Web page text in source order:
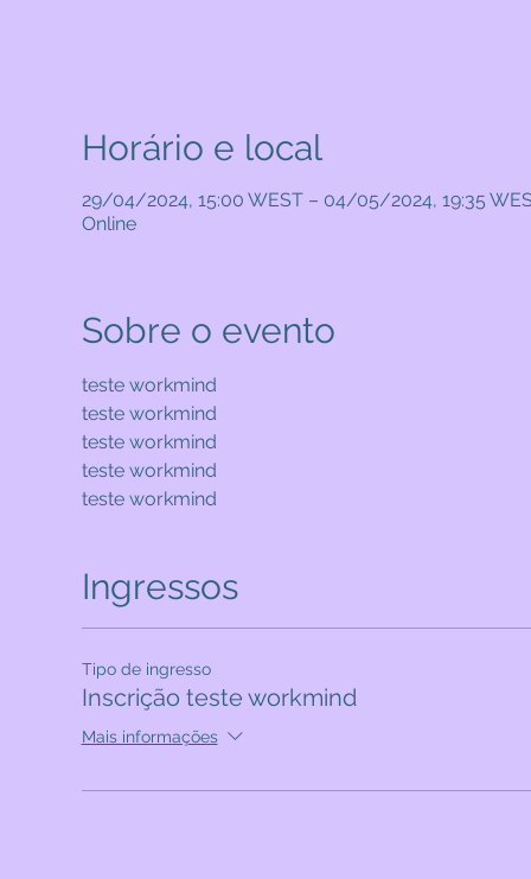
Horário e local
29/04/2024, 15:00 WEST – 04/05/2024, 19:35
Online
Sobre o evento
teste workmind
teste workmind
teste workmind
teste workmind
teste workmind
Ingressos
Tipo de ingresso
Inscrição teste workmind
Mais informações